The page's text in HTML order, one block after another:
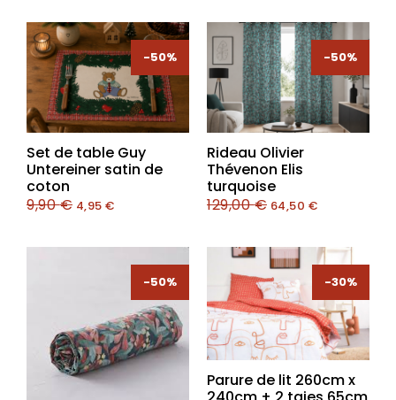
-50%
-50%
Set de table Guy
Untereiner satin de
coton
9,90€ 4,95 €
-50%
-50%
Rideau Olivier
Thévenon Elis
turquoise
129,00€ 64,50 €
-50% -30%
-30%
Parure de lit 260cm x